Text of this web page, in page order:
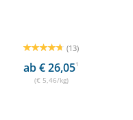
(13)
ab € 26,051
(€ 5,46/kg)